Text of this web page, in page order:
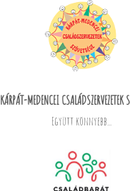
KÁRPÁT-MEDENCEI CSALÁDSZERVEZETEK
Együtt könnyebb...